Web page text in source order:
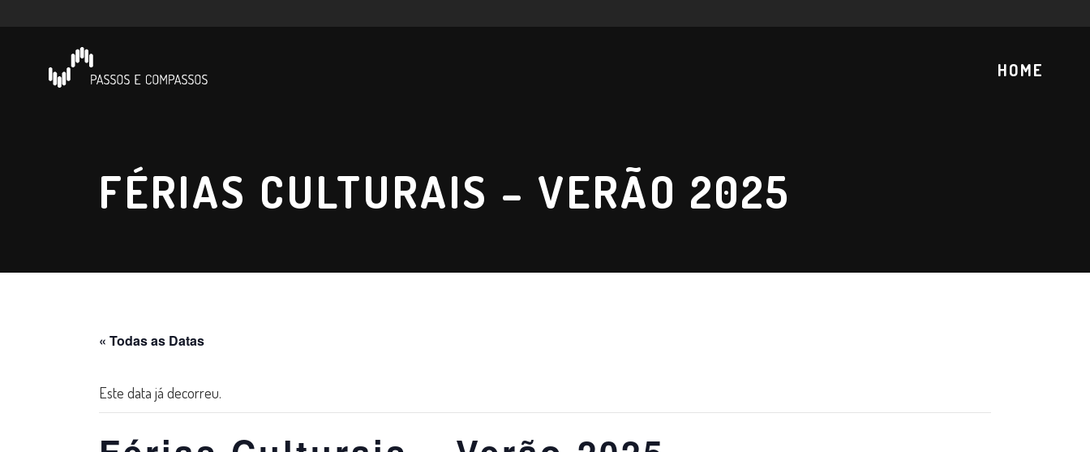
HOME
FÉRIAS CULTURAIS – VERÃO 2025
« Todas as Datas
Este data já decorreu.